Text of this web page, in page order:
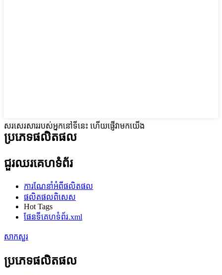
សរសេរសាររបស់អ្នកនៅទីនេះ ហើយផ្ញើវាមកយើង
ប្រភេទផលិតផល
ជួរឈរគេហទំព័រ
ការណែនាំអំពីផលិតផល
ផលិតផលពិសេស
Hot Tags
ផែនទីគេហទំព័រ.xml
សាកសួរ
ប្រភេទផលិតផល